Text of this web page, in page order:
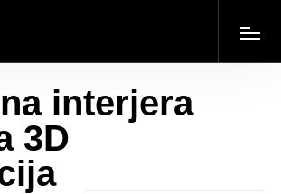
interjera
3D